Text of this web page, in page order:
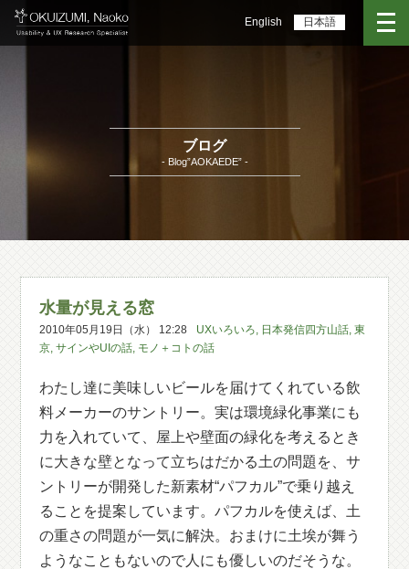
English 日本語
ブログ
- Blog”AOKAEDE” -
水量が見える窓
2010年05月19日（水） 12:28 UXいろいろ, 日本発信四方山話,東
京,サインやUIの話, モノ＋コトの話
わたし達に美味しいビールを届けてくれている飲
料メーカーのサントリー。実は環境緑化事業にも
力を入れていて、屋上や壁面の緑化を考えるとき
に大きな壁となって立ちはだかる土の問題を、サ
ントリーが開発した新素材“パフカル”で乗り越え
ることを提案しています。パフカルを使えば、土
の重さの問題が一気に解決。おまけに土埃が舞う
ようなこともないので人にも優しいのだそうな。